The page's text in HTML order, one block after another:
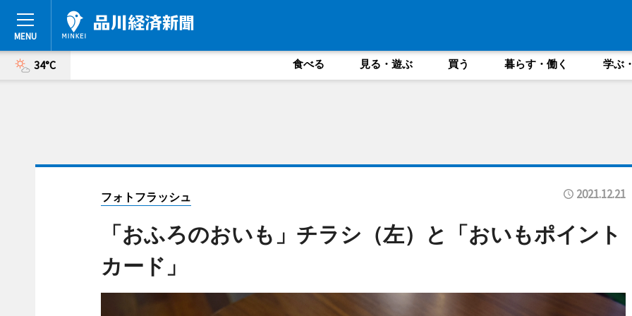
34°C 食べる 見る・遊ぶ 買う 暮らす・働く 学ぶ
フォトフラッシュ 2021.12.21
「おふろのおいも」チラシ（左）と「おいもポイント
カード」